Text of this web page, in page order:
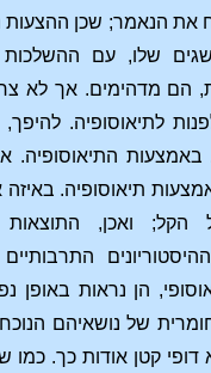
את הנאמר; שכן ההצעות
שלו, עם
הם מדהימים. אך לא
לתיאוסופיה.
התיאוסופיה.
תיאוסופיה. באיזה
הקל; ואכן, התוצאות
הן נראות באופן
של נושאיהם
קטן אודות כך. כמו